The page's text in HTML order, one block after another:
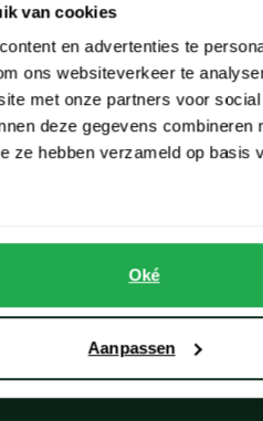
van cookies
en advertenties te
ons websiteverkeer te
met onze partners voor
deze gegevens combineren
ze hebben verzameld op basis
Oké
Aanpassen